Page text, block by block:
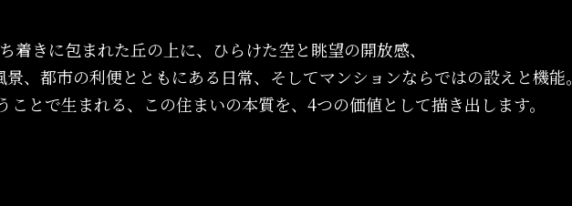
着きに包まれた丘の上に、ひらけた空と眺望の開放感、
、都市の利便とともにある日常、そしてマンションならではの設えと機能。
ことで生まれる、この住まいの本質を、4つの価値として描き出します。